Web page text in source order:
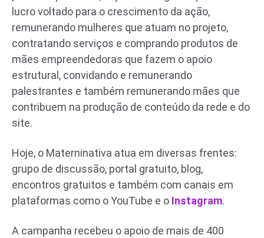
lucro voltado para o crescimento da ação,
remunerando mulheres que atuam no projeto,
contratando serviços e comprando produtos de
mães empreendedoras que fazem o apoio
estrutural, convidando e remunerando
palestrantes e também remunerando mães que
contribuem na produção de conteúdo da rede e do
site.
Hoje, o Materninativa atua em diversas frentes:
grupo de discussão, portal gratuito, blog,
encontros gratuitos e também com canais em
plataformas como o YouTube e o Instagram.
A campanha recebeu o apoio de mais de 400